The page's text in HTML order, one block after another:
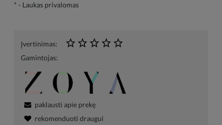
* - Laukas privalomas
Įvertinimas:
Gamintojas:
paklausti apie prekę
rekomenduoti draugui